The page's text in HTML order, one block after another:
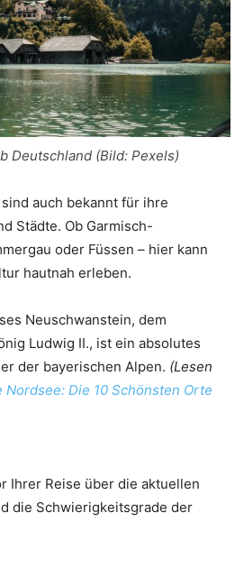
Deutschland (Bild: Pexels)
auch bekannt für ihre
Städte. Ob Garmisch-
oder Füssen – hier kann
hautnah erleben.
Neuschwanstein, dem
Ludwig II., ist ein absolutes
der bayerischen Alpen. (Lesen
Die 10 Schönsten Orte
Ihrer Reise über die aktuellen
die Schwierigkeitsgrade der